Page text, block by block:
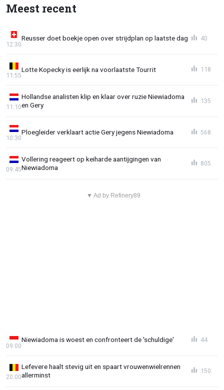
Meest recent
Reusser doet boekje open over strijdplan op laatste dag
12:30
40
Lotte Kopecky is eerlijk na voorlaatste Tourrit
11:55
118
Hollandse analisten klip en klaar over ruzie Niewiadoma
en Gery
11:10
135
Ploegleider verklaart actie Gery jegens Niewiadoma
10:30
568
Vollering reageert op keiharde aantijgingen van
Niewiadoma
09:45
805
▼ Ad by Refinery89
Niewiadoma is woest en confronteert de 'schuldige'
09:00
44
Lefevere haalt stevig uit en spaart vrouwenwielrennen
allerminst
20:00
150